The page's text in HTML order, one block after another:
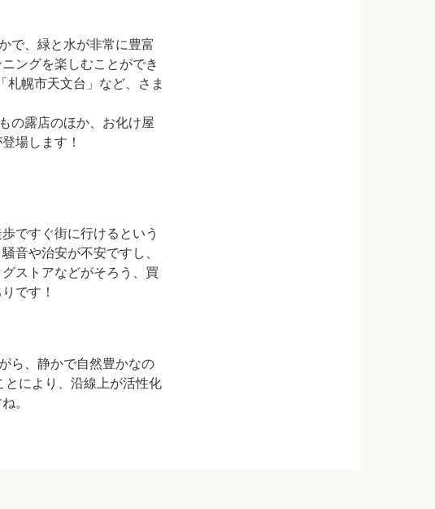
で、緑と水が非常に豊富
ングを楽しむことができ
札幌市天文台」など、さま
の露店のほか、お化け屋
場します！
ですぐ街に行けるという
音や治安が不安ですし、
ストアなどがそろう、買
です！
ら、静かで自然豊かなの
により、沿線上が活性化
。